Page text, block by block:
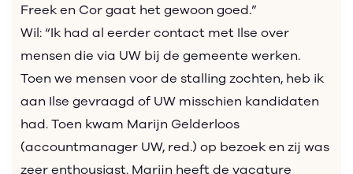
Freek en Cor gaat het gewoon goed.”
Wil: “Ik had al eerder contact met Ilse over
mensen die via UW bij de gemeente werken.
Toen we mensen voor de stalling zochten, heb ik
aan Ilse gevraagd of UW misschien kandidaten
had. Toen kwam Marijn Gelderloos
(accountmanager UW, red.) op bezoek en zij was
zeer enthousiast. Marijn heeft de vacature